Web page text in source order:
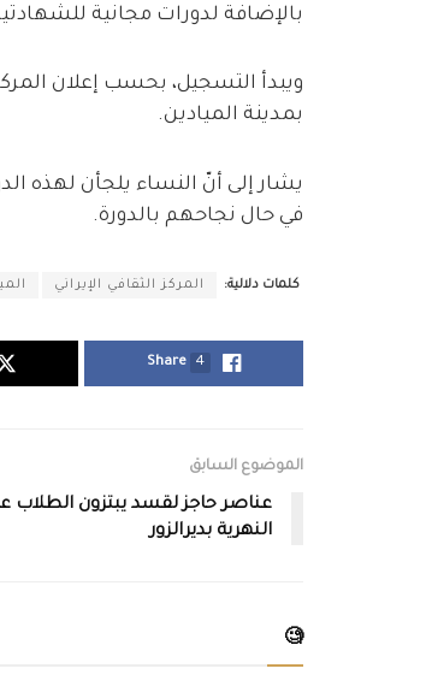
بالإضافة لدورات مجانية
ويبدأ التسجيل، بحسب إعلان
بمدينة الميادين.
يشار إلى أنّ النساء يلجأن
في حال نجاحهم بالدورة.
كلمات دلالية: المركز الثقافي الإيراني
Share 4
الموضوع السابق
عناصر حاجز لقسد يبتزون الطلاب
النهرية بديرالزور
🧐